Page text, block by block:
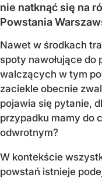
nie natknąć się na
Powstania
Nawet w środkach
spoty nawołujące do
walczących w tym
zaciekle obecnie
pojawia się pytanie,
przypadku mamy do
odwrotnym?
W kontekście
powstań istnieje